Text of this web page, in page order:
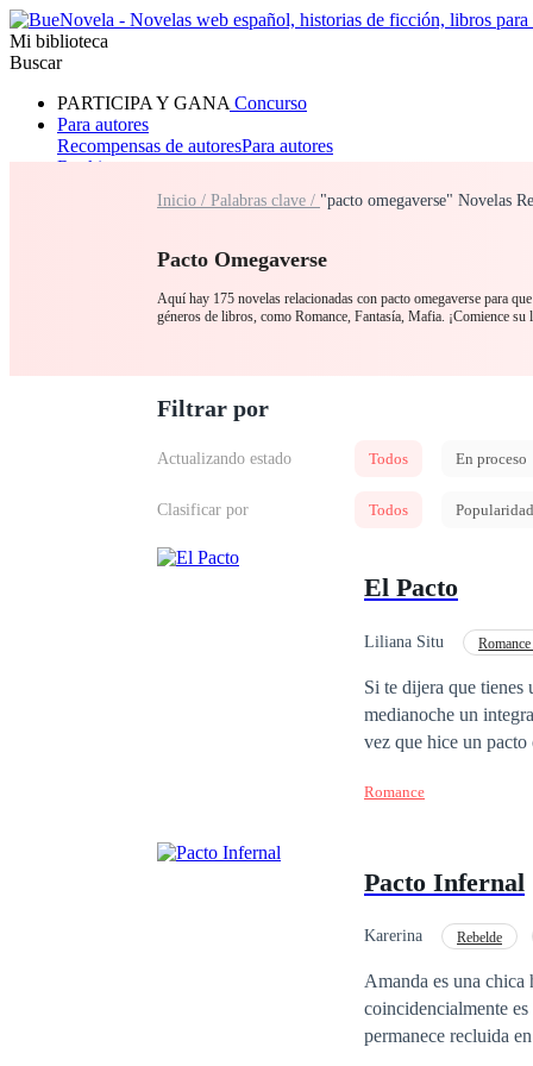
Mi biblioteca
Buscar
PARTICIPA Y GANA Concurso
Para autores
Recompensas de autoresPara autores
Ranking
RomanceHombre loboMafiaSistema
Inicio / Palabras clave / "pacto omegaverse" Novelas
Pacto Omegaverse
Aquí hay 175 novelas relacionadas con pacto omegaverse para
géneros de libros, como Romance, Fantasía, Mafia. ¡Comience su
Filtrar por
Actualizando estado Todos En proceso
Clasificar por Todos Popularidad
El Pacto
Liliana Situ
Si te dijera que tienes
medianoche un
vez que hice un
familia. Tu harias lo
Romance
Pacto Infernal
Karerina Rebelde
Amanda es una chica
coincidencialmente
permanece recluida